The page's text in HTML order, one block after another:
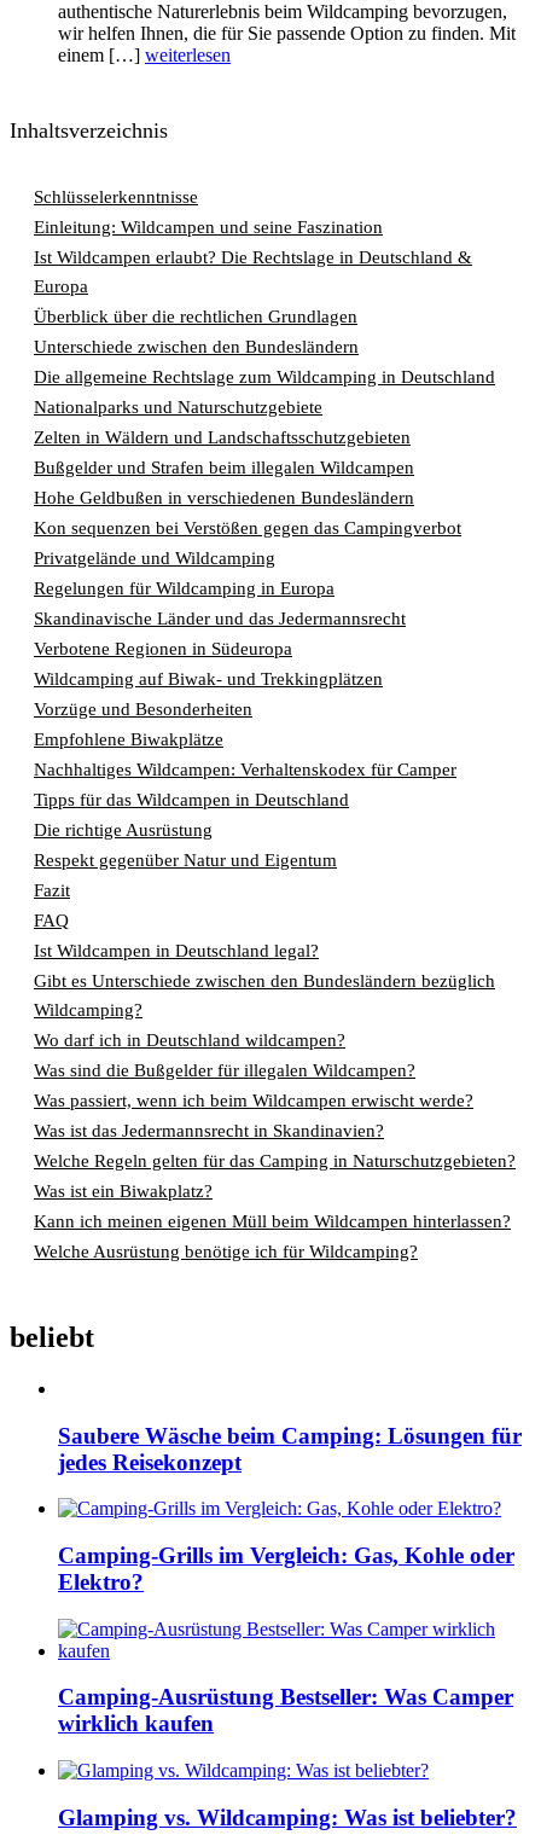
authentische Naturerlebnis beim Wildcamping bevorzugen,
wir helfen Ihnen, die für Sie passende Option zu finden. Mit
einem […] weiterlesen
Inhaltsverzeichnis
Schlüsselerkenntnisse
Einleitung: Wildcampen und seine Faszination
Ist Wildcampen erlaubt? Die Rechtslage in Deutschland &
Europa
Überblick über die rechtlichen Grundlagen
Unterschiede zwischen den Bundesländern
Die allgemeine Rechtslage zum Wildcamping in Deutschland
Nationalparks und Naturschutzgebiete
Zelten in Wäldern und Landschaftsschutzgebieten
Bußgelder und Strafen beim illegalen Wildcampen
Hohe Geldbußen in verschiedenen Bundesländern
Kon sequenzen bei Verstößen gegen das Campingverbot
Privatgelände und Wildcamping
Regelungen für Wildcamping in Europa
Skandinavische Länder und das Jedermannsrecht
Verbotene Regionen in Südeuropa
Wildcamping auf Biwak- und Trekkingplätzen
Vorzüge und Besonderheiten
Empfohlene Biwakplätze
Nachhaltiges Wildcampen: Verhaltenskodex für Camper
Tipps für das Wildcampen in Deutschland
Die richtige Ausrüstung
Respekt gegenüber Natur und Eigentum
Fazit
FAQ
Ist Wildcampen in Deutschland legal?
Gibt es Unterschiede zwischen den Bundesländern bezüglich
Wildcamping?
Wo darf ich in Deutschland wildcampen?
Was sind die Bußgelder für illegalen Wildcampen?
Was passiert, wenn ich beim Wildcampen erwischt werde?
Was ist das Jedermannsrecht in Skandinavien?
Welche Regeln gelten für das Camping in Naturschutzgebieten?
Was ist ein Biwakplatz?
Kann ich meinen eigenen Müll beim Wildcampen hinterlassen?
Welche Ausrüstung benötige ich für Wildcamping?
beliebt
Saubere Wäsche beim Camping: Lösungen für
jedes Reisekonzept
Camping-Grills im Vergleich: Gas, Kohle oder
Elektro?
Camping-Ausrüstung Bestseller: Was Camper
wirklich kaufen
Glamping vs. Wildcamping: Was ist beliebter?